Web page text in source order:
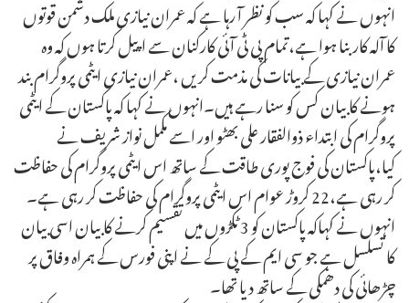
انہوں نے کہا کہ سب کو نظر آ رہا ہے کہ عمران نیازی ملک دشمن قوتوں
کا آلہ کار بنا ہوا ہے،تمام پی ٹی آئی کارکنان سے اپیل کرتا ہوں کہ وہ
عمران نیازی کے بیانات کی مذمت کریں ،عمران نیازی ایٹمی پروگرام بند
ہونے کا بیان کس کو سنا رہے ہیں۔انہوں نے کہا کہ پاکستان کے ایٹمی
پروگرام کی ابتداء ذوالفقار علی بھٹو اور اسے مکمل نواز شریف نے
کیا،پاکستان کی فوج پوری طاقت کے ساتھ اس ایٹمی پروگرام کی حفاظت
کر رہی ہے،22 کروڑ عوام اس ایٹمی پروگرام کی حفاظت کر رہی ہے۔
انہوں نے کہاکہ پاکستان کو 3 ٹکڑوں میں تقسیم کرنے کا بیان اسی بیان
کا تسلسل ہے جو سی ایم کے پی کے نے اپنی فورس کے ہمراہ وفاق پر
چڑھائی کی دھمکی کے ساتھ دیا تھا۔